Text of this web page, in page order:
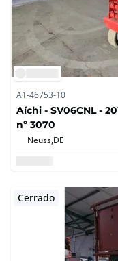
A1-46753-10
Aíchi - SV06CNL -
nº 3070
Neuss,DE
Cerrado